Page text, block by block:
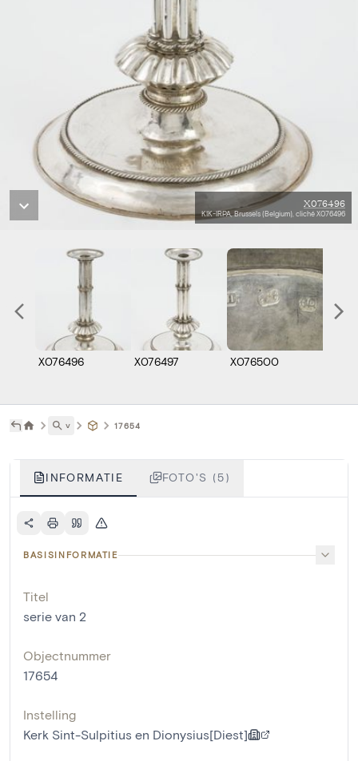
X076496
KIK-IRPA, Brussels (Belgium), cliché X076496
X076496 X076497 X076500
˅ 17654
INFORMATIE FOTO'S (5)
BASISINFORMATIE
Titel
serie van 2
Objectnummer
17654
Instelling
Kerk Sint-Sulpitius en Dionysius[Diest]